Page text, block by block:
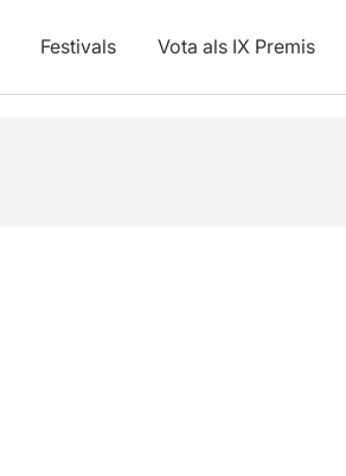
Festivals Vota als IX Premis